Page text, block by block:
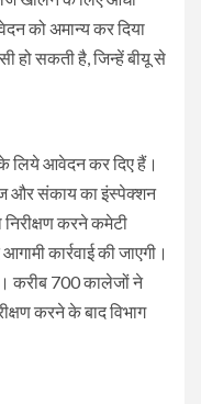
को अमान्य कर दिया
हो सकती है, जिन्हें बीयू से
लिये आवेदन कर दिए हैं।
और संकाय का इंस्पेक्शन
निरीक्षण करने कमेटी
कार्रवाई की जाएगी।
करीब 700 कालेजों ने
करने के बाद विभाग